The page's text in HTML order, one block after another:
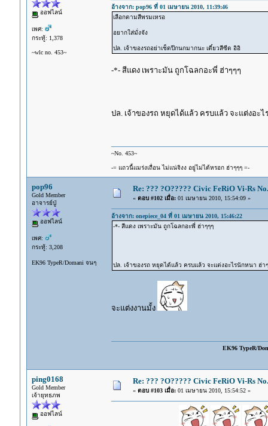
ออฟไลน์
เพศ:
กระทู้: 1,378
~wlc no. 453~
อ้างจาก: pop96 ที่ 01 เมษายน 2010, 11:39:46
เลือกตามสีพรมเหรอ
อยากใส่มั่งจัง
ปล. เจ้าของรถอย่าเช็ดปีกนกมากนะ เดี๋ยวสีซีด อิอิ
-*- สีแดง เพราะมัน ถูกโฉลกอะพี่ ฮ่าๆๆๆ
ปล. เจ้าของรถ หยุดได้แล้ว ครบแล้ว จะแต่งอ
~No. 453~
-= แถวนี้แมร่งเถื่อน ไม่แน่จิงง อยู่ไม่ได้หรอก ฮ่าๆๆๆ =-
pop96
Gold Member
อาจารย์ปู่
ออฟไลน์
เพศ:
กระทู้: 3,208
EK96 TypeR/Domani จนๆ
Re: ??? ?O????? Civic FeRiO Vi-Rs
« ตอบ #102 เมื่อ:01 เมษายน 2010, 15:54:09 »
อ้างจาก: onepiece_04 ที่ 01 เมษายน 2010, 15:46:22
-*- สีแดง เพราะมัน ถูกโฉลกอะพี่ ฮ่าๆๆๆ
ปล. เจ้าของรถ หยุดได้แล้ว ครบแล้ว จะแต่งอะไรนักหนา ฮ่
จะแต่งงานมั้ง
EK96 TypeR/
ping0168
Gold Member
เจ้ายุทธภพ
ออฟไลน์
Re: ??? ?O????? Civic FeRiO Vi-Rs
« ตอบ #103 เมื่อ:01 เมษายน 2010, 15:54:52 »